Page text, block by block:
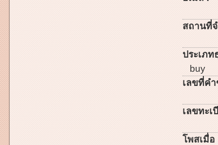
สถานที่
ประเภท
buy
เลขที่ค
เลขทะเ
โพสเมื่อ